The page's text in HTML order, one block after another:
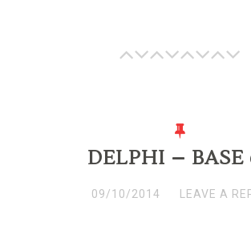
DELPHI – BASE
09/10/2014 LEAVE A